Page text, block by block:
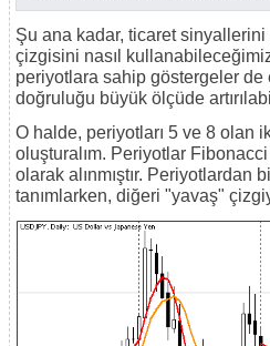
Şu ana kadar, ticaret
çizgisini nasıl
periyotlara sahip göstergeler
doğruluğu büyük ölçüde
O halde, periyotları 5 ve 8 olan
oluşturalım. Periyotlar
olarak alınmıştır. Periyotlardan
tanımlarken, diğeri "yavaş"